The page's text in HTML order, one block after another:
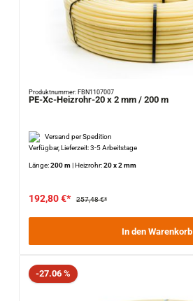
Produktnummer: FBN1107007
PE-Xc-Heizrohr-20 x 2 mm / 200 m
Versand per Spedition
Verfügbar, Lieferzeit: 3-5 Arbeitstage
Länge:200 m|Heizrohr:20 x 2 mm
192,80 €* 257,48 €*
In den Warenkorb
Rabatt
-27.06 %